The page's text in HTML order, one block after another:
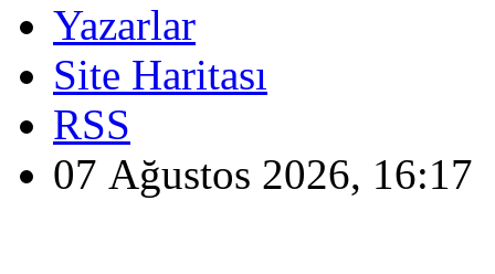
Yazarlar
Site Haritası
RSS
07 Ağustos 2026, 16:17